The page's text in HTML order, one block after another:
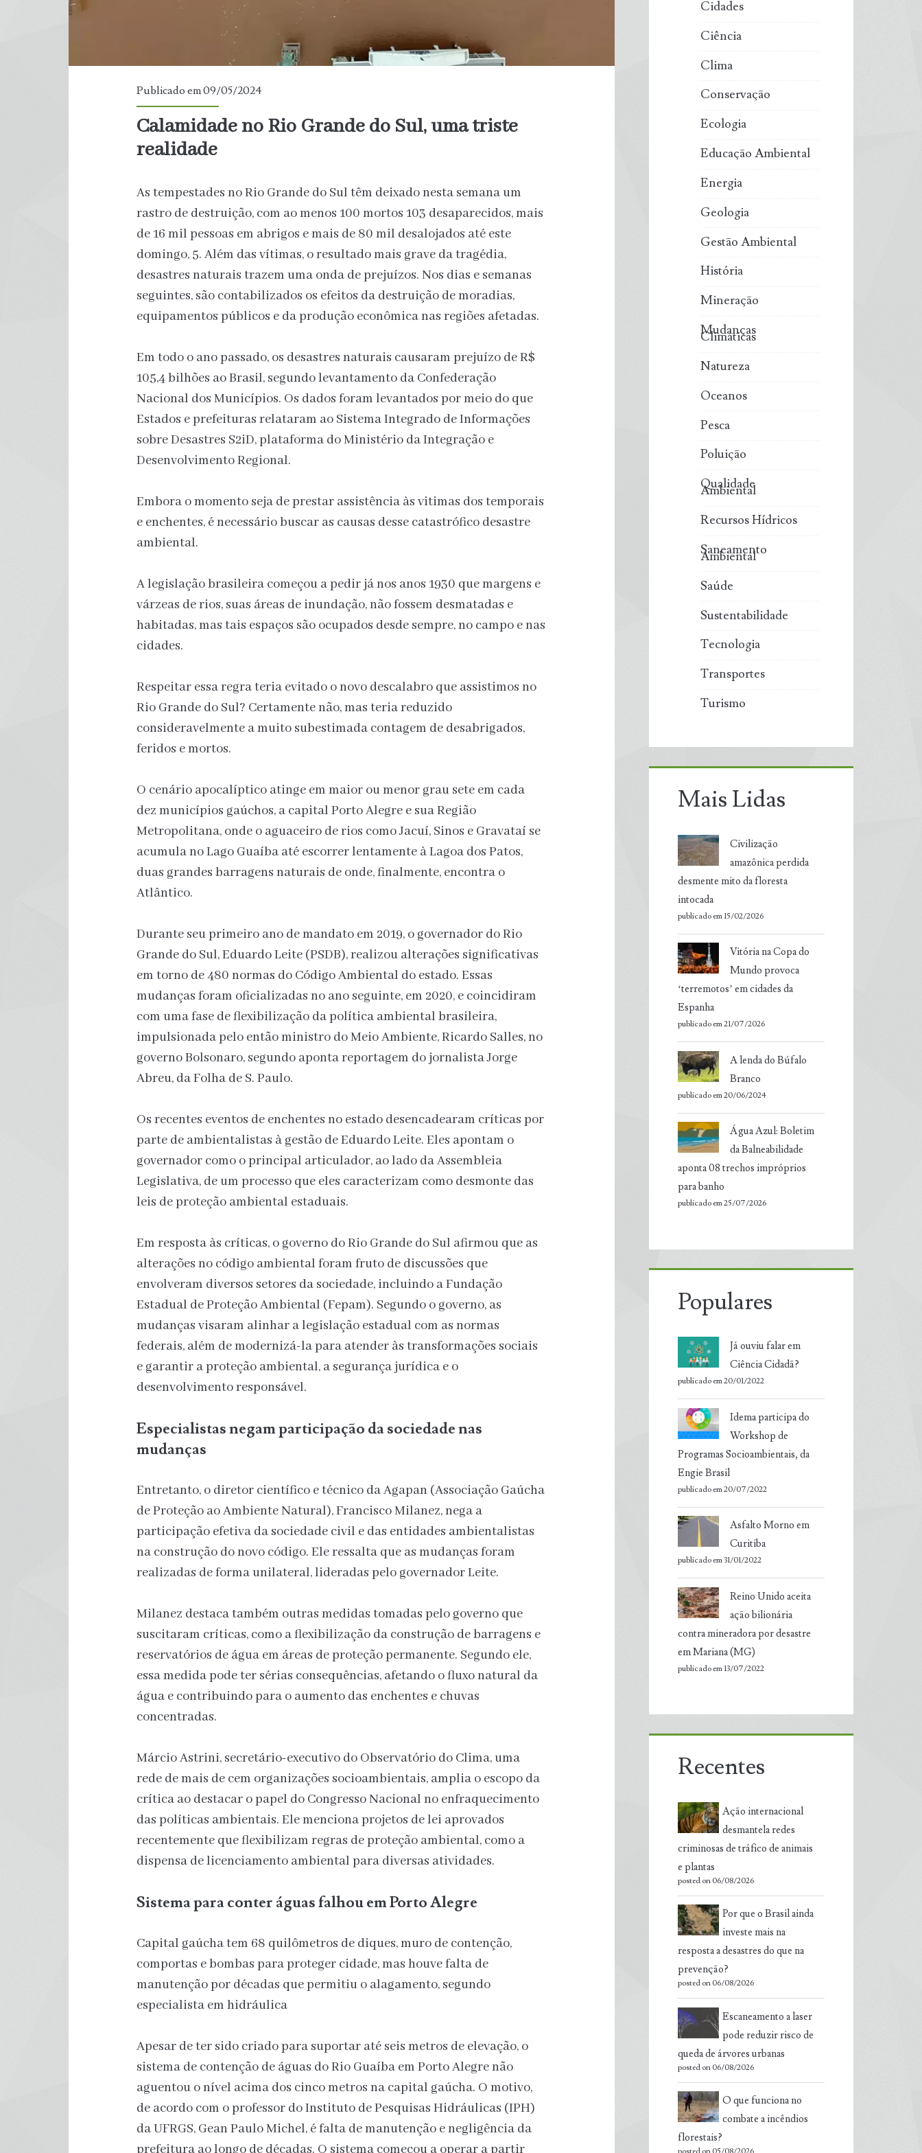
Publicado em 09/05/2024
Calamidade no Rio Grande do Sul, uma triste
realidade
As tempestades no Rio Grande do Sul têm deixado nesta semana um
rastro de destruição, com ao menos 100 mortos 103 desaparecidos, mais
de 16 mil pessoas em abrigos e mais de 80 mil desalojados até este
domingo, 5. Além das vítimas, o resultado mais grave da tragédia,
desastres naturais trazem uma onda de prejuízos. Nos dias e semanas
seguintes, são contabilizados os efeitos da destruição de moradias,
equipamentos públicos e da produção econômica nas regiões afetadas.
Em todo o ano passado, os desastres naturais causaram prejuízo de R$
105,4 bilhões ao Brasil, segundo levantamento da Confederação
Nacional dos Municípios. Os dados foram levantados por meio do que
Estados e prefeituras relataram ao Sistema Integrado de Informações
sobre Desastres S2iD, plataforma do Ministério da Integração e
Desenvolvimento Regional.
Embora o momento seja de prestar assistência às vitimas dos temporais
e enchentes, é necessário buscar as causas desse catastrófico desastre
ambiental.
A legislação brasileira começou a pedir já nos anos 1930 que margens e
várzeas de rios, suas áreas de inundação, não fossem desmatadas e
habitadas, mas tais espaços são ocupados desde sempre, no campo e nas
cidades.
Respeitar essa regra teria evitado o novo descalabro que assistimos no
Rio Grande do Sul? Certamente não, mas teria reduzido
consideravelmente a muito subestimada contagem de desabrigados,
feridos e mortos.
O cenário apocalíptico atinge em maior ou menor grau sete em cada
dez municípios gaúchos, a capital Porto Alegre e sua Região
Metropolitana, onde o aguaceiro de rios como Jacuí, Sinos e Gravataí se
acumula no Lago Guaíba até escorrer lentamente à Lagoa dos Patos,
duas grandes barragens naturais de onde, finalmente, encontra o
Atlântico.
Durante seu primeiro ano de mandato em 2019, o governador do Rio
Grande do Sul, Eduardo Leite (PSDB), realizou alterações significativas
em torno de 480 normas do Código Ambiental do estado. Essas
mudanças foram oficializadas no ano seguinte, em 2020, e coincidiram
com uma fase de flexibilização da política ambiental brasileira,
impulsionada pelo então ministro do Meio Ambiente, Ricardo Salles, no
governo Bolsonaro, segundo aponta reportagem do jornalista Jorge
Abreu, da Folha de S. Paulo.
Os recentes eventos de enchentes no estado desencadearam críticas por
parte de ambientalistas à gestão de Eduardo Leite. Eles apontam o
governador como o principal articulador, ao lado da Assembleia
Legislativa, de um processo que eles caracterizam como desmonte das
leis de proteção ambiental estaduais.
Em resposta às críticas, o governo do Rio Grande do Sul afirmou que as
alterações no código ambiental foram fruto de discussões que
envolveram diversos setores da sociedade, incluindo a Fundação
Estadual de Proteção Ambiental (Fepam). Segundo o governo, as
mudanças visaram alinhar a legislação estadual com as normas
federais, além de modernizá-la para atender às transformações sociais
e garantir a proteção ambiental, a segurança jurídica e o
desenvolvimento responsável.
Especialistas negam participação da sociedade nas
mudanças
Entretanto, o diretor científico e técnico da Agapan (Associação Gaúcha
de Proteção ao Ambiente Natural), Francisco Milanez, nega a
participação efetiva da sociedade civil e das entidades ambientalistas
na construção do novo código. Ele ressalta que as mudanças foram
realizadas de forma unilateral, lideradas pelo governador Leite.
Milanez destaca também outras medidas tomadas pelo governo que
suscitaram críticas, como a flexibilização da construção de barragens e
reservatórios de água em áreas de proteção permanente. Segundo ele,
essa medida pode ter sérias consequências, afetando o fluxo natural da
água e contribuindo para o aumento das enchentes e chuvas
concentradas.
Márcio Astrini, secretário-executivo do Observatório do Clima, uma
rede de mais de cem organizações socioambientais, amplia o escopo da
crítica ao destacar o papel do Congresso Nacional no enfraquecimento
das políticas ambientais. Ele menciona projetos de lei aprovados
recentemente que flexibilizam regras de proteção ambiental, como a
dispensa de licenciamento ambiental para diversas atividades.
Sistema para conter águas falhou em Porto Alegre
Capital gaúcha tem 68 quilômetros de diques, muro de contenção,
comportas e bombas para proteger cidade, mas houve falta de
manutenção por décadas que permitiu o alagamento, segundo
especialista em hidráulica
Apesar de ter sido criado para suportar até seis metros de elevação, o
sistema de contenção de águas do Rio Guaíba em Porto Alegre não
aguentou o nível acima dos cinco metros na capital gaúcha. O motivo,
de acordo com o professor do Instituto de Pesquisas Hidráulicas (IPH)
da UFRGS, Gean Paulo Michel, é falta de manutenção e negligência da
Cidades
Ciência
Clima
Conservação
Ecologia
Educação Ambiental
Energia
Geologia
Gestão Ambiental
História
Mineração
Mudanças
Climáticas
Natureza
Oceanos
Pesca
Poluição
Qualidade
Ambiental
Recursos Hídricos
Saneamento
Ambiental
Saúde
Sustentabilidade
Tecnologia
Transportes
Turismo
Mais Lidas
Civilização
amazônica perdida
desmente mito da floresta
intocada
publicado em 15/02/2026
Vitória na Copa do
Mundo provoca
‘terremotos’ em cidades da
Espanha
publicado em 21/07/2026
A lenda do Búfalo
Branco
publicado em 20/06/2024
Água Azul: Boletim
da Balneabilidade
aponta 08 trechos impróprios
para banho
publicado em 25/07/2026
Populares
Já ouviu falar em
Ciência Cidadã?
publicado em 20/01/2022
Idema participa do
Workshop de
Programas Socioambientais, da
Engie Brasil
publicado em 20/07/2022
Asfalto Morno em
Curitiba
publicado em 31/01/2022
Reino Unido aceita
ação bilionária
contra mineradora por desastre
em Mariana (MG)
publicado em 13/07/2022
Recentes
Ação internacional
desmantela redes
criminosas de tráfico de animais
e plantas
posted on 06/08/2026
Por que o Brasil ainda
investe mais na
resposta a desastres do que na
prevenção?
posted on 06/08/2026
Escaneamento a laser
pode reduzir risco de
queda de árvores urbanas
posted on 06/08/2026
O que funciona no
combate a incêndios
florestais?